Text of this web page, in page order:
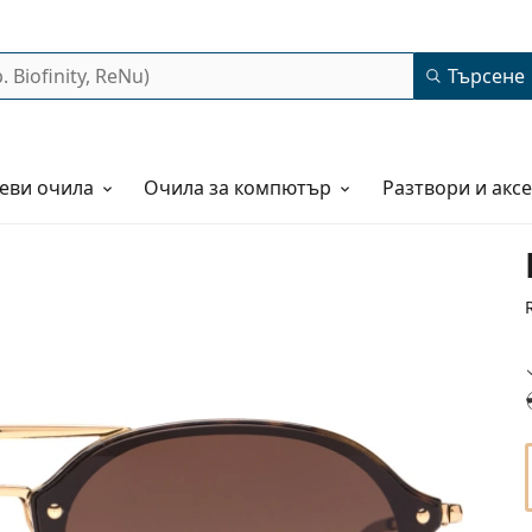
Търсене
очила Очила за компютър Разтвори и